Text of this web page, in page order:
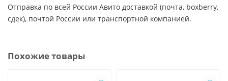
Отправка по всей России Авито доставкой (почта, boxberry,
сдек), почтой России или транспортной компанией.
Похожие товары